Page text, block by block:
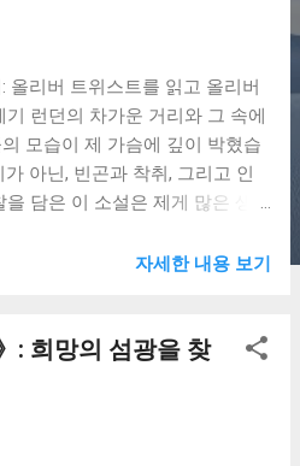
올리버 트위스트를 읽고 올리버
런던의 차가운 거리와 그 속에
모습이 제 가슴에 깊이 박혔습
아닌, 빈곤과 착취, 그리고 인
담은 이 소설은 제게 많은 생각
그려냈고, 그 속에서 피어나는 인
한 현실에 맞서 싸우고, 자신의 정
줍니다. 저는 올리버의 꿋꿋함
습니다. 제 자신의 삶을 돌아보
자세한 내용 보기
: 희망의 섬광을 찾